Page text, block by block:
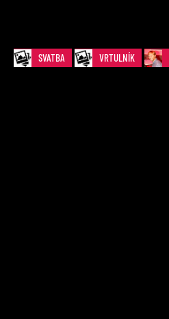
SVATBA VRTULNÍK